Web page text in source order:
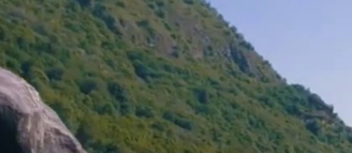
prossima gita.
Tutti pronti? Prima di uscire, una raccomandazione:
per tornare serenamente a visitare la nostra bella
regione, non dimenticate mai la mascherinada
indossare fuori casa e i guanti, da infilare nelle
circostanze richieste:sono ancora obbligatori
.